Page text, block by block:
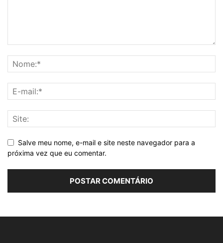
Salve meu nome, e-mail e site neste navegador para a
próxima vez que eu comentar.